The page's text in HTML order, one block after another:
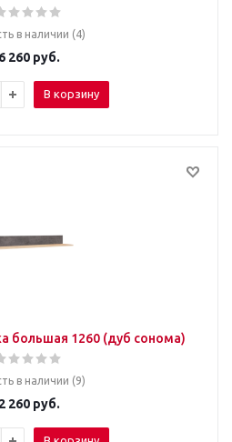
в наличии (4)
6 260руб.
В корзину
большая 1260 (дуб сонома)
в наличии (9)
2 260руб.